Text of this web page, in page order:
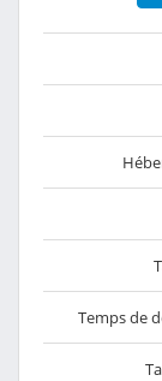
Temps de